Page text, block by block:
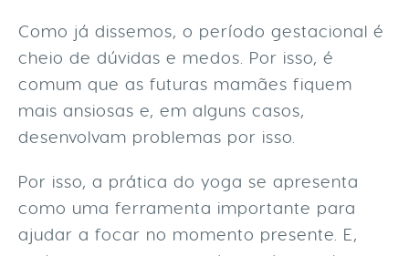
Como já dissemos, o período gestacional é
cheio de dúvidas e medos. Por isso, é
comum que as futuras mamães fiquem
mais ansiosas e, em alguns casos,
desenvolvam problemas por isso.
Por isso, a prática do yoga se apresenta
como uma ferramenta importante para
ajudar a focar no momento presente. E,